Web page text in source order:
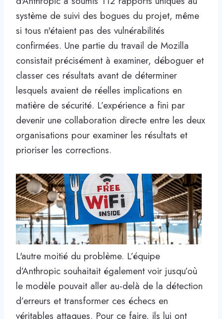
système de suivi des bogues du projet, même
si tous n'étaient pas des vulnérabilités
confirmées. Une partie du travail de Mozilla
consistait précisément à examiner, déboguer et
classer ces résultats avant de déterminer
lesquels avaient de réelles implications en
matière de sécurité. L’expérience a fini par
devenir une collaboration directe entre les deux
organisations pour examiner les résultats et
prioriser les corrections.
L'autre moitié du problème. L’équipe
d’Anthropic souhaitait également voir jusqu’où
le modèle pouvait aller au-delà de la détection
d’erreurs et transformer ces échecs en
véritables attaques. Pour ce faire, ils lui ont